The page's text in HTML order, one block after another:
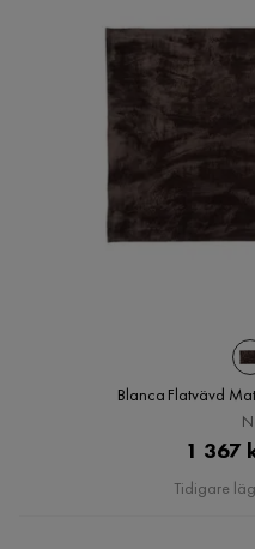
Blanca Flatvävd
1 367
Tidigare